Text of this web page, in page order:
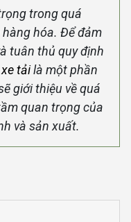
trong quá
hóa. Để đảm
tuân thủ quy định
xe tảilà một phần
giới thiệu về quá
quan trọng của
và sản xuất.